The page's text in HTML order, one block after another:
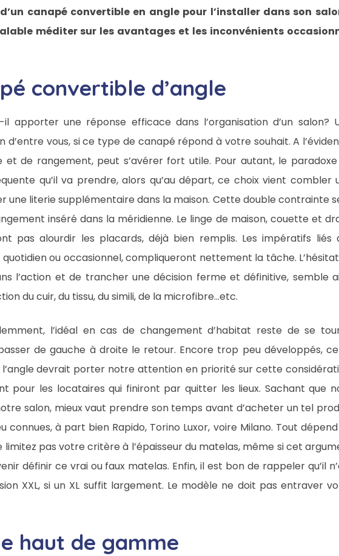
canapé convertible en angle pour l’installer dans son
méditer sur les avantages et les inconvénients
convertible d’angle
apporter une réponse efficace dans l’organisation d’un salon?
vous, si ce type de canapé répond à votre souhait. A
de rangement, peut s’avérer fort utile. Pour autant, le
qu’il va prendre, alors qu’au départ, ce choix vient combler
une literie supplémentaire dans la maison. Cette double contrainte
inséré dans la méridienne. Le linge de maison, couette et
pas alourdir les placards, déjà bien remplis. Les impératifs liés
ou occasionnel, compliqueront nettement la tâche.
l’action et de trancher une décision ferme et définitive, semble
du cuir, du tissu, du simili, de la microfibre…etc.
l’idéal en cas de changement d’habitat reste de se
de gauche à droite le retour. Encore trop peu développés,
l’angle devrait porter notre attention en priorité sur cette
pour les locataires qui finiront par quitter les lieux. Sachant que
salon, mieux vaut prendre son temps avant d’acheter un tel
connues, à part bien Rapido, Torino Luxor, voire Milano. Tout
limitez pas votre critère à l’épaisseur du matelas, même si cet
définir ce vrai ou faux matelas. Enfin, il est bon de rappeler qu’il
XXL, si un XL suffit largement. Le modèle ne doit pas entraver
haut de gamme